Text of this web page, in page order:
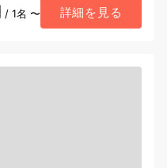
/ 1名 〜 詳細を見る